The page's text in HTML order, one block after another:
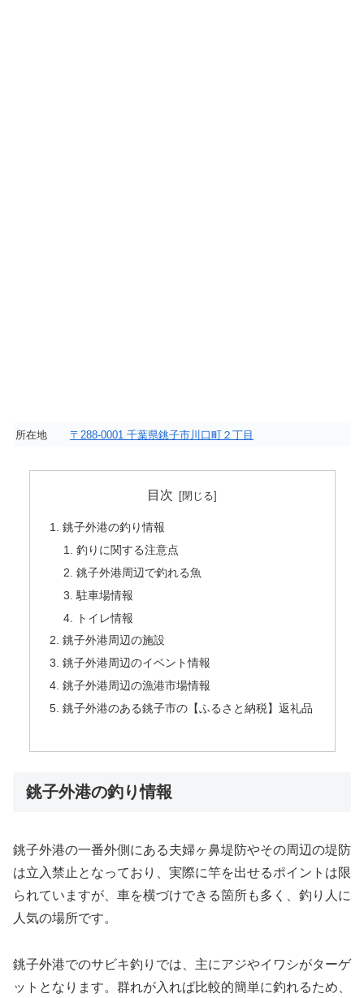
所在地 〒288-0001 千葉県銚子市川口町２丁目
目次
銚子外港の釣り情報
釣りに関する注意点
銚子外港周辺で釣れる魚
駐車場情報
トイレ情報
銚子外港周辺の施設
銚子外港周辺のイベント情報
銚子外港周辺の漁港市場情報
銚子外港のある銚子市の【ふるさと納税】返礼品
銚子外港の釣り情報
銚子外港の一番外側にある夫婦ヶ鼻堤防やその周辺の堤防
は立入禁止となっており、実際に竿を出せるポイントは限
られていますが、車を横づけできる箇所も多く、釣り人に
人気の場所です。
銚子外港でのサビキ釣りでは、主にアジやイワシがターゲ
ットとなります。群れが入れば比較的簡単に釣れるため、